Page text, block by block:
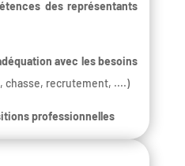
des représentants
avec les besoins
chasse, recrutement, ....)
professionnelles